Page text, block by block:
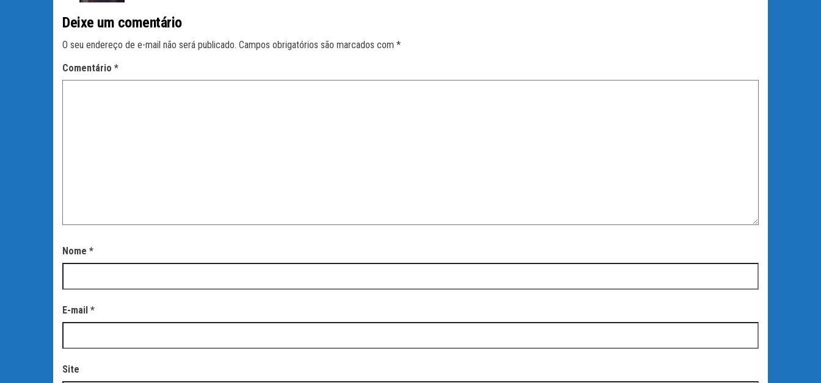
Deixe um comentário
O seu endereço de e-mail não será publicado. Campos obrigatórios são marcados com *
Comentário *
Nome *
E-mail *
Site